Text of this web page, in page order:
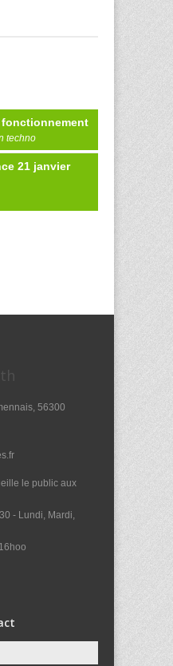
techno
21 janvier
56300
le public aux
- Lundi, Mardi,